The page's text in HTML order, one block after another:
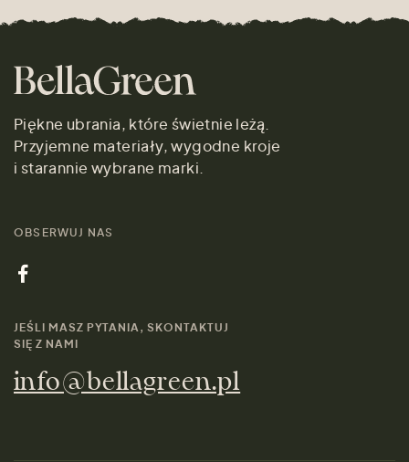
Piękne ubrania, które świetnie leżą.
Przyjemne materiały, wygodne kroje
i starannie wybrane marki.
OBSERWUJ NAS
JEŚLI MASZ PYTANIA, SKONTAKTUJ
SIĘ Z NAMI
info@bellagreen.pl